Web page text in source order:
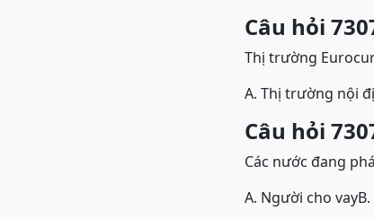
Câu hỏi
Thị trường
A. Thị trường nội
Câu hỏi
Các nước đang
A. Người cho vay